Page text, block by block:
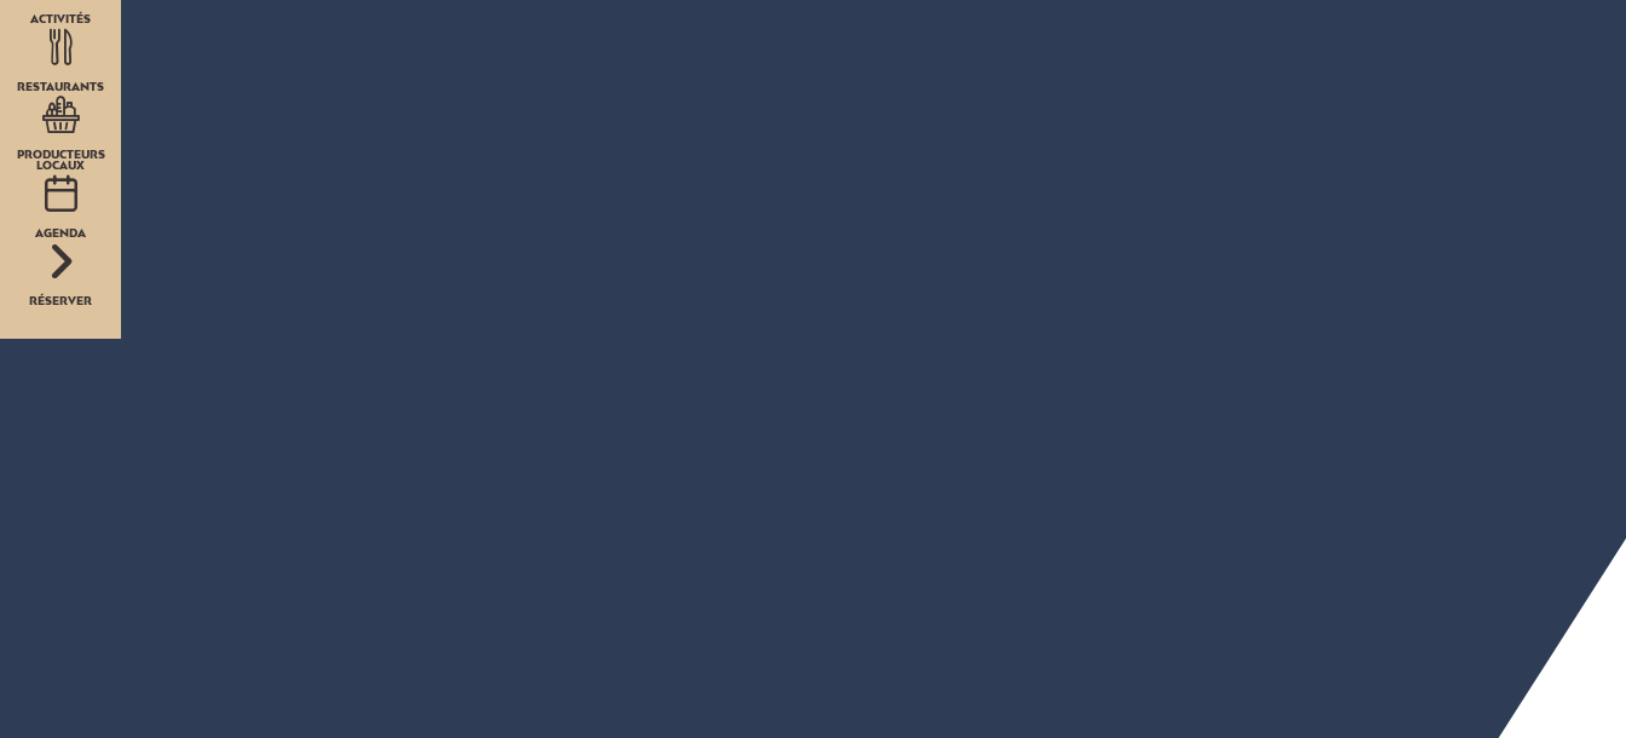
ACTIVITÉS
RESTAURANTS
PRODUCTEURS
LOCAUX
AGENDA
RÉSERVER